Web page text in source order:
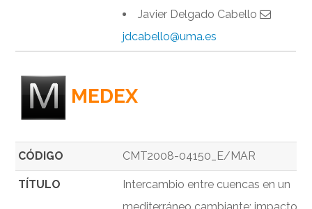
Javier Delgado Cabello
jdcabello@uma.es
MEDEX
CÓDIGO CMT2008-04150_E/MAR
TÍTULO
Intercambio entre cuencas en un